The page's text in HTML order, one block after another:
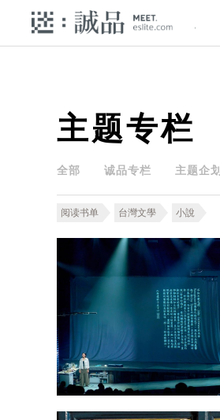
主题专栏
全部 诚品专栏 主题企划
阅读书单 台灣文學 小說